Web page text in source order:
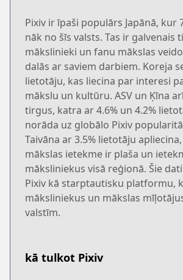
Pixiv ir īpaši populārs Japānā, kur
nāk no šīs valsts. Tas ir galvenais
mākslinieki un fanu mākslas
dalās ar saviem darbiem. Koreja
lietotāju, kas liecina par interesi
mākslu un kultūru. ASV un Ķīna
tirgus, katra ar 4.6% un 4.2%
norāda uz globālo Pixiv
Taivāna ar 3.5% lietotāju
mākslas ietekme ir plaša un
māksliniekus visā reģionā. Šie
Pixiv kā starptautisku platformu,
māksliniekus un mākslas
valstīm.
kā tulkot Pixiv